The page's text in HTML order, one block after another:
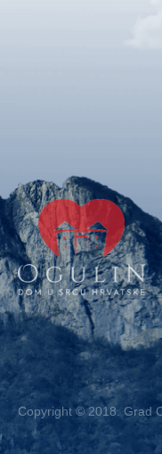
Copyright © 2018. Grad